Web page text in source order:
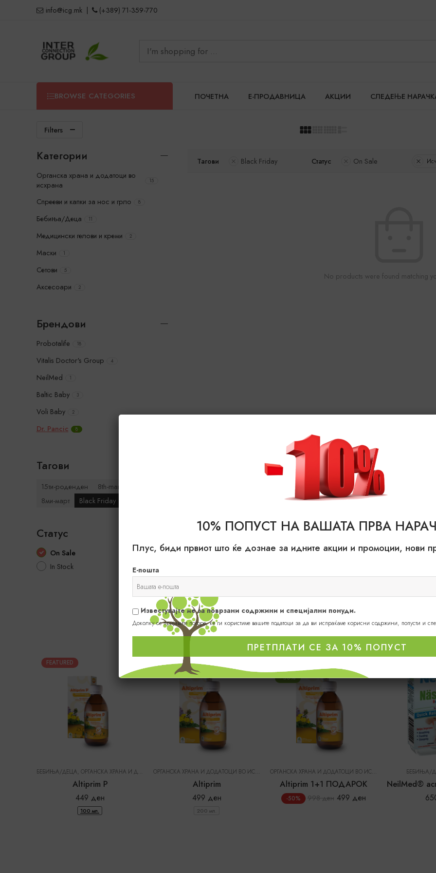
info@icg.mk| (+389) 71-359-770
BROWSE CATEGORIES ПОЧЕТНА Е-ПРОДАВНИЦА АКЦИИ СЛЕДЕЊЕ
Filters
Тагови Black Friday Статус On Sale
No products were found matching
Категории
Органска храна и додатоци во
исхрана
15
Спрееви и капки за нос и грло 8
Бебиња/Деца 11
Медицински гелови и креми 2
Маски 1
Сетови 5
Аксесоари 2
Брендови
Probotalife 18
Vitalis Doctor's Group 4
NeilMed 1
Baltic Baby 3
Voli Baby 2
Dr. Pancic 8
Тагови
15ти-роденден
8th-march
8ми-март
Black Friday
Статус
On Sale
In Stock
Recommended Products
FEATURED
БЕБИЊА/ДЕЦА ОРГАНСКА ХРАНА И ДОДАТОЦИ ВО ИСХРАНА |DR. PANCIC
Altiprim P
449 ден
100 мл.
FEATURED
ОРГАНСКА ХРАНА И ДОДАТОЦИ ВО ИСХРАНА |DR. PANCIC
Altiprim
499 ден
200 мл.
- 50%
ОРГАНСКА ХРАНА И ДОДАТОЦИ ВО ИСХРАНА DR. PANCIC
Altiprim 1+1 ПОДАРОК
-50% 998ден 499 ден
БЕБИЊА/
10% ПОПУСТ НА ВАШАТА ПРВА
Плус, биди првиот што ќе дознае за идните акции и промоции, нови
Е-пошта
Известувајте ме за поврзани содржини и специјални понуди.
Доколку се пријавите погоре, ќе ги користиме вашите податоци за да ви испраќаме корисни содржини, попусти и
ПРЕТПЛАТИ СЕ ЗА 10% ПОПУСТ